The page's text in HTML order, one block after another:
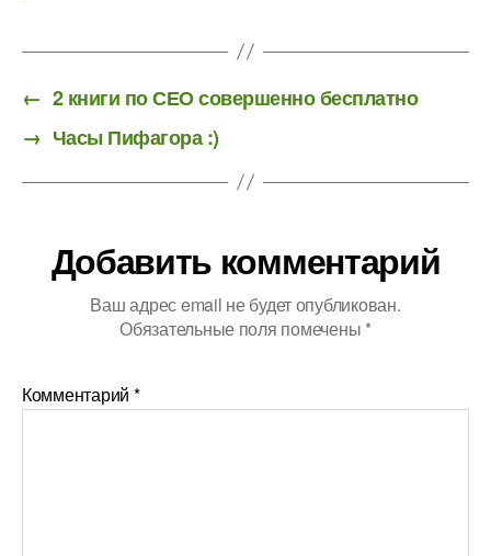
← 2 книги по СЕО совершенно бесплатно
→ Часы Пифагора :)
Добавить комментарий
Ваш адрес email не будет опубликован.
Обязательные поля помечены *
Комментарий *